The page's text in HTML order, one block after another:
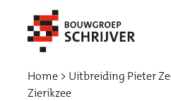
Home
Uitbreiding Pieter
Zierikzee